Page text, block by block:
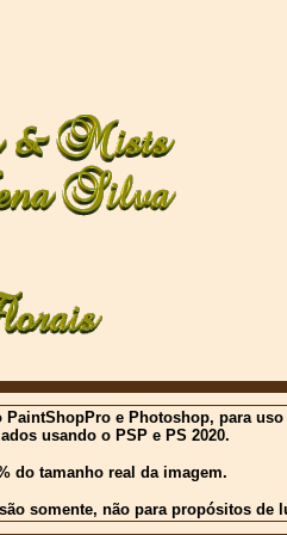
e Photoshop, para
usando o PSP e PS 2020.
do tamanho real da imagem.
somente, não para propósitos de